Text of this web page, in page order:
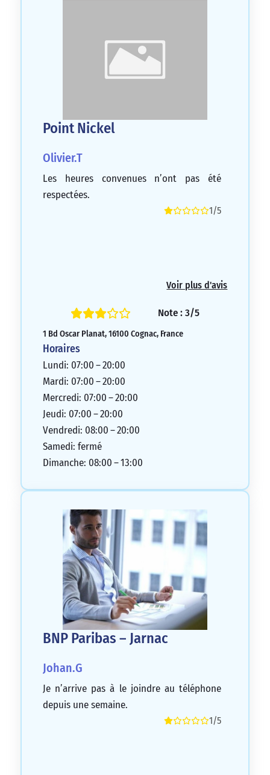
Point Nickel
Olivier.T
Les heures convenues n’ont pas été
respectées.
1/5
Voir plus d'avis
Note : 3/5
1 Bd Oscar Planat, 16100 Cognac, France
Horaires
Lundi: 07:00 – 20:00
Mardi: 07:00 – 20:00
Mercredi: 07:00 – 20:00
Jeudi: 07:00 – 20:00
Vendredi: 08:00 – 20:00
Samedi: fermé
Dimanche: 08:00 – 13:00
BNP Paribas – Jarnac
Johan.G
Je n’arrive pas à le joindre au téléphone
depuis une semaine.
1/5